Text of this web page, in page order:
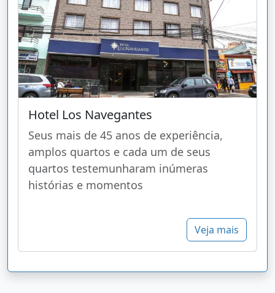
Hotel Los Navegantes
Seus mais de 45 anos de experiência,
amplos quartos e cada um de seus
quartos testemunharam inúmeras
histórias e momentos
Veja mais